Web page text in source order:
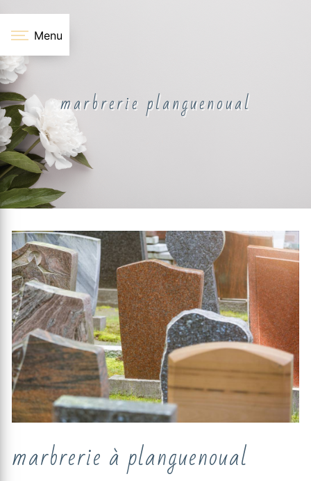
Menu
marbrerie planguenoual
marbrerie à planguenoual